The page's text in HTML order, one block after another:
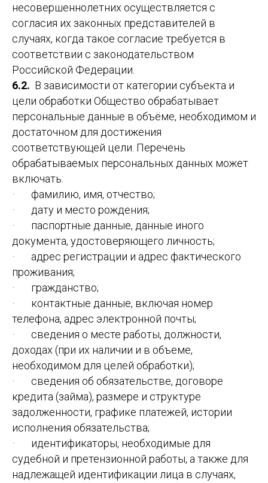
несовершеннолетних осуществляется с
согласия их законных представителей в
случаях, когда такое согласие требуется в
соответствии с законодательством
Российской Федерации.
6.2. В зависимости от категории субъекта и
цели обработки Общество обрабатывает
персональные данные в объёме, необходимом и
достаточном для достижения
соответствующей цели. Перечень
обрабатываемых персональных данных может
включать:
· фамилию, имя, отчество;
· дату и место рождения;
· паспортные данные, данные иного
документа, удостоверяющего личность;
· адрес регистрации и адрес фактического
проживания;
· гражданство;
· контактные данные, включая номер
телефона, адрес электронной почты;
· сведения о месте работы, должности,
доходах (при их наличии и в объеме,
необходимом для целей обработки);
· сведения об обязательстве, договоре
кредита (займа), размере и структуре
задолженности, графике платежей, истории
исполнения обязательства;
· идентификаторы, необходимые для
судебной и претензионной работы, а также для
надлежащей идентификации лица в случаях,